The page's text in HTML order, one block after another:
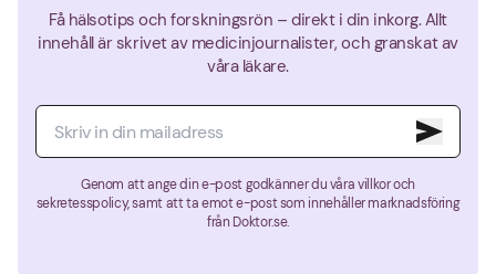
Få hälsotips och forskningsrön – direkt i din inkorg. Allt
innehåll är skrivet av medicinjournalister, och granskat av
våra läkare.
Genom att ange din e-post godkänner du våra villkor och
sekretesspolicy, samt att ta emot e-post som innehåller marknadsföring
från Doktor.se.